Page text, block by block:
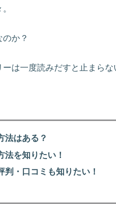
か？
は一度読みだすと止まらな
法はある？
法を知りたい！
判・口コミも知りたい！